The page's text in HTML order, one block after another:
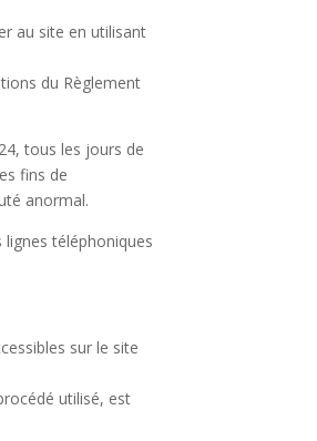
au site en utilisant
du Règlement
tous les jours de
fins de
anormal.
téléphoniques
sur le site
utilisé, est